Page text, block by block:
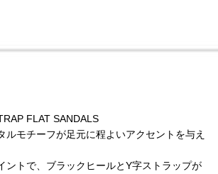
FLAT SANDALS
ルモチーフが足元に程よいアクセントを与え
ントで、ブラックヒールとY字ストラップが